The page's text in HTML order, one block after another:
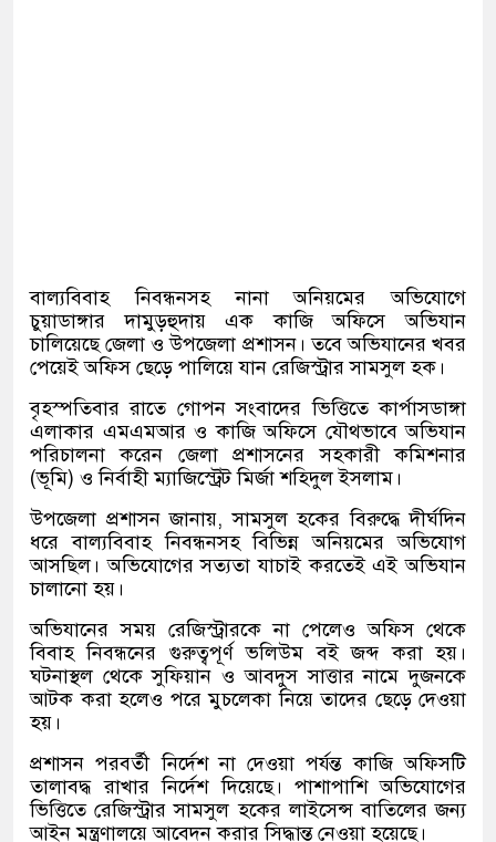
বাল্যবিবাহ নিবন্ধনসহ নানা অনিয়মের অভিযোগে
চুয়াডাঙ্গার দামুড়হুদায় এক কাজি অফিসে অভিযান
চালিয়েছে জেলা ও উপজেলা প্রশাসন। তবে অভিযানের খবর
পেয়েই অফিস ছেড়ে পালিয়ে যান রেজিস্ট্রার সামসুল হক।
বৃহস্পতিবার রাতে গোপন সংবাদের ভিত্তিতে কার্পাসডাঙ্গা
এলাকার এমএমআর ও কাজি অফিসে যৌথভাবে অভিযান
পরিচালনা করেন জেলা প্রশাসনের সহকারী কমিশনার
(ভূমি) ও নির্বাহী ম্যাজিস্ট্রেট মির্জা শহিদুল ইসলাম।
উপজেলা প্রশাসন জানায়, সামসুল হকের বিরুদ্ধে দীর্ঘদিন
ধরে বাল্যবিবাহ নিবন্ধনসহ বিভিন্ন অনিয়মের অভিযোগ
আসছিল। অভিযোগের সত্যতা যাচাই করতেই এই অভিযান
চালানো হয়।
অভিযানের সময় রেজিস্ট্রারকে না পেলেও অফিস থেকে
বিবাহ নিবন্ধনের গুরুত্বপূর্ণ ভলিউম বই জব্দ করা হয়।
ঘটনাস্থল থেকে সুফিয়ান ও আবদুস সাত্তার নামে দুজনকে
আটক করা হলেও পরে মুচলেকা নিয়ে তাদের ছেড়ে দেওয়া
হয়।
প্রশাসন পরবর্তী নির্দেশ না দেওয়া পর্যন্ত কাজি অফিসটি
তালাবদ্ধ রাখার নির্দেশ দিয়েছে। পাশাপাশি অভিযোগের
ভিত্তিতে রেজিস্ট্রার সামসুল হকের লাইসেন্স বাতিলের জন্য
আইন মন্ত্রণালয়ে আবেদন করার সিদ্ধান্ত নেওয়া হয়েছে।